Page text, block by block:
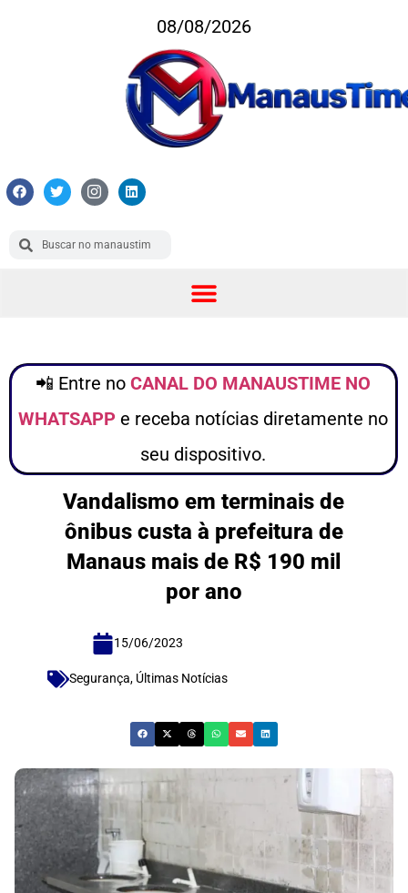
08/08/2026
📲 Entre no CANAL DO MANAUSTIME NO
WHATSAPP e receba notícias diretamente no
seu dispositivo.
Vandalismo em terminais de
ônibus custa à prefeitura de
Manaus mais de R$ 190 mil
por ano
15/06/2023
Segurança, Últimas Notícias